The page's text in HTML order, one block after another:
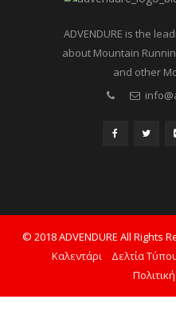
ADVENDURE is the
about Mountain
and other
© 2018 ADVENDURE All Rights
Καλεντάρι
Δελτία